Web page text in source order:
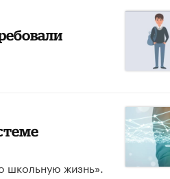
школьную жизнь».